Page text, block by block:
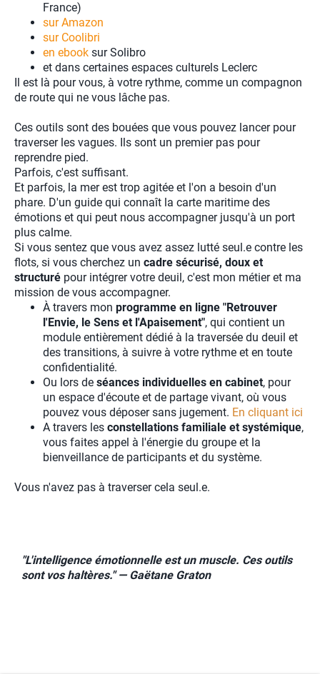
France)
sur Amazon
sur Coolibri
en ebook sur Solibro
et dans certaines espaces culturels Leclerc
Il est là pour vous, à votre rythme, comme un compagnon
de route qui ne vous lâche pas.
Ces outils sont des bouées que vous pouvez lancer pour
traverser les vagues. Ils sont un premier pas pour
reprendre pied.
Parfois, c'est suffisant.
Et parfois, la mer est trop agitée et l'on a besoin d'un
phare. D'un guide qui connaît la carte maritime des
émotions et qui peut nous accompagner jusqu'à un port
plus calme.
Si vous sentez que vous avez assez lutté seul.e contre les
flots, si vous cherchez un cadre sécurisé, doux et
structuré pour intégrer votre deuil, c'est mon métier et ma
mission de vous accompagner.
À travers mon programme en ligne "Retrouver
l'Envie, le Sens et l'Apaisement", qui contient un
module entièrement dédié à la traversée du deuil et
des transitions, à suivre à votre rythme et en toute
confidentialité.
Ou lors de séances individuelles en cabinet, pour
un espace d'écoute et de partage vivant, où vous
pouvez vous déposer sans jugement. En cliquant ici
A travers les constellations familiale et systémique,
vous faites appel à l'énergie du groupe et la
bienveillance de participants et du système.
Vous n'avez pas à traverser cela seul.e.
"L'intelligence émotionnelle est un muscle. Ces outils
sont vos haltères." — Gaëtane Graton